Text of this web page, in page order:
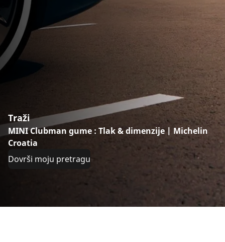
Traži
MINI Clubman gume : Tlak & dimenzije | Michelin
Croatia
Dovrši moju pretragu